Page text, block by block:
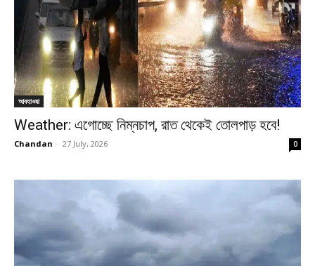
আবহাওয়া
Weather: এগোচ্ছে নিম্নচাপ, রাত থেকেই তোলপাড় হবে!
Chandan - 27 July, 2026 0